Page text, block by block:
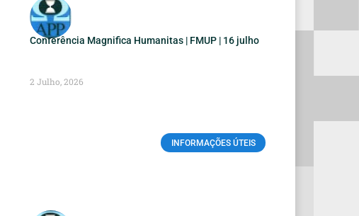
Conferência Magnifica Humanitas | FMUP | 16 julho
2 Julho, 2026
INFORMAÇÕES ÚTEIS